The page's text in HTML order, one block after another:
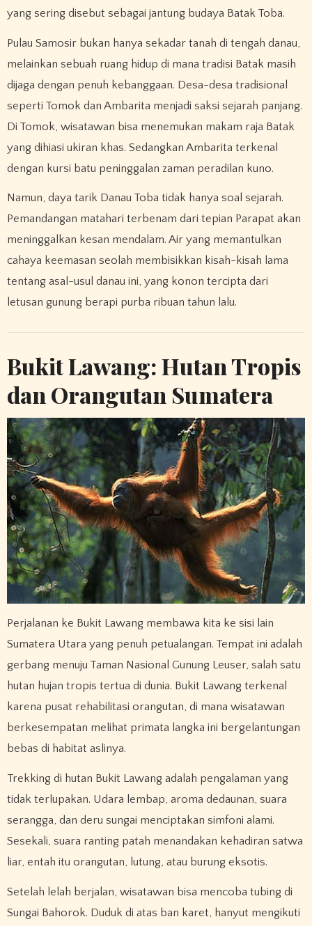
yang sering disebut sebagai jantung budaya Batak Toba.
Pulau Samosir bukan hanya sekadar tanah di tengah danau,
melainkan sebuah ruang hidup di mana tradisi Batak masih
dijaga dengan penuh kebanggaan. Desa-desa tradisional
seperti Tomok dan Ambarita menjadi saksi sejarah panjang.
Di Tomok, wisatawan bisa menemukan makam raja Batak
yang dihiasi ukiran khas. Sedangkan Ambarita terkenal
dengan kursi batu peninggalan zaman peradilan kuno.
Namun, daya tarik Danau Toba tidak hanya soal sejarah.
Pemandangan matahari terbenam dari tepian Parapat akan
meninggalkan kesan mendalam. Air yang memantulkan
cahaya keemasan seolah membisikkan kisah-kisah lama
tentang asal-usul danau ini, yang konon tercipta dari
letusan gunung berapi purba ribuan tahun lalu.
Bukit Lawang: Hutan Tropis
dan Orangutan Sumatera
Perjalanan ke Bukit Lawang membawa kita ke sisi lain
Sumatera Utara yang penuh petualangan. Tempat ini adalah
gerbang menuju Taman Nasional Gunung Leuser, salah satu
hutan hujan tropis tertua di dunia. Bukit Lawang terkenal
karena pusat rehabilitasi orangutan, di mana wisatawan
berkesempatan melihat primata langka ini bergelantungan
bebas di habitat aslinya.
Trekking di hutan Bukit Lawang adalah pengalaman yang
tidak terlupakan. Udara lembap, aroma dedaunan, suara
serangga, dan deru sungai menciptakan simfoni alami.
Sesekali, suara ranting patah menandakan kehadiran satwa
liar, entah itu orangutan, lutung, atau burung eksotis.
Setelah lelah berjalan, wisatawan bisa mencoba tubing di
Sungai Bahorok. Duduk di atas ban karet, hanyut mengikuti